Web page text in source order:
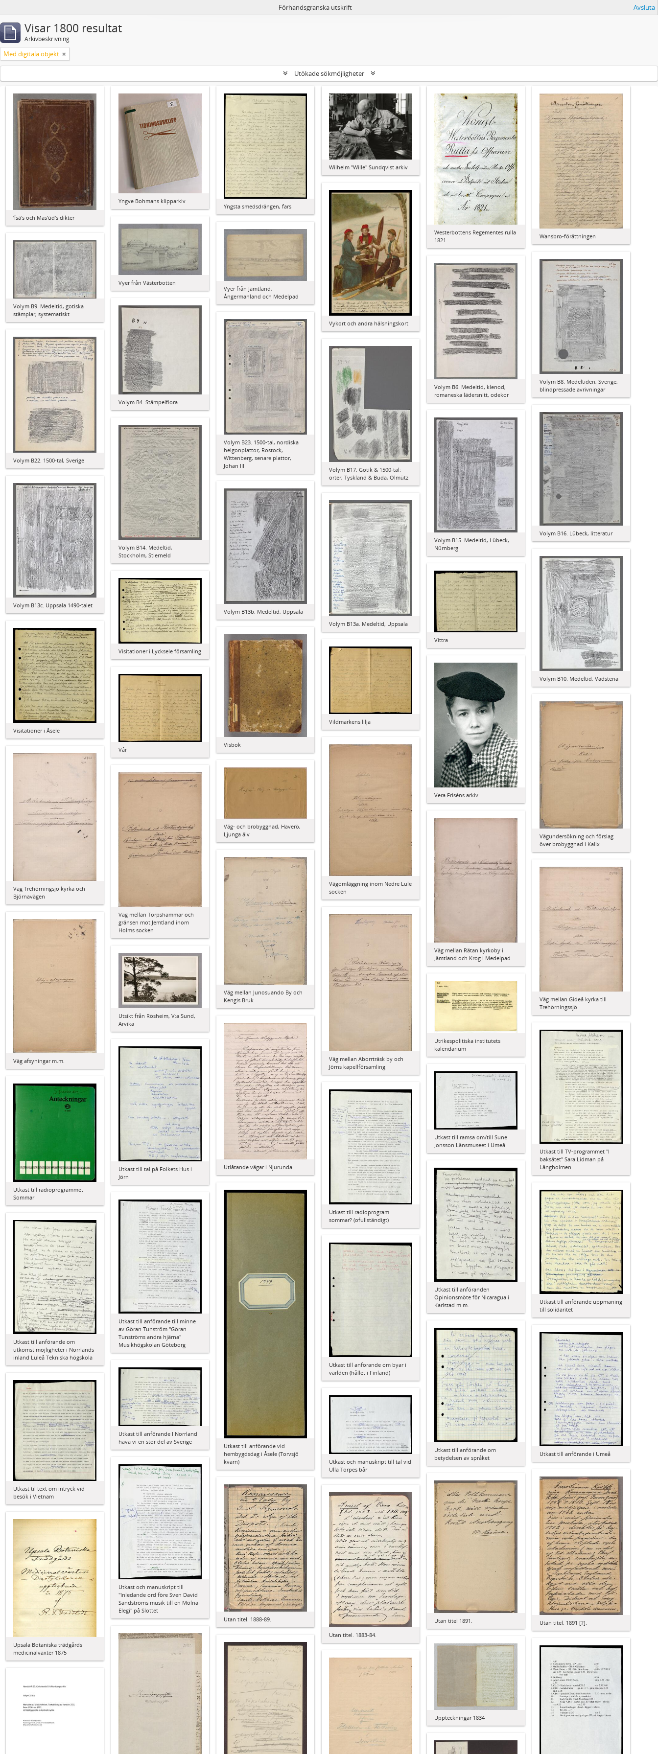
Förhandsgranska utskrift Avsluta
Visar 1800 resultat
Arkivbeskrivning
Med digitala objekt
Utökade sökmöjligheter
ʼĪsā's och Masʼūd's dikter
Yngve Bohmans klipparkiv
Yngsta smedsdrängen, fars
Wilhelm "Wille" Sundqvist arkiv
Westerbottens Regementes rulla
1821
Wansbro-förättningen
Vykort och andra hälsningskort
Vyer från Västerbotten
Vyer från Jämtland,
Ångermanland och Medelpad
Volym B9. Medeltid, gotiska
stämplar, systematiskt
Volym B8. Medeltiden, Sverige,
blindpressade avrivningar
Volym B6. Medeltid, klenod,
romaneska lädersnitt, odekor
Volym B4. Stämpelflora
Volym B23. 1500-tal, nordiska
helgonplattor, Rostock,
Wittenberg, senare plattor,
Johan III
Volym B22. 1500-tal, Sverige
Volym B17. Gotik & 1500-tal:
orter, Tyskland & Buda, Olmütz
Volym B16. Lübeck, litteratur
Volym B15. Medeltid, Lübeck,
Nürnberg
Volym B14. Medeltid,
Stockholm, Stierneld
Volym B13c. Uppsala 1490-talet
Volym B13b. Medeltid, Uppsala
Volym B13a. Medeltid, Uppsala
Volym B10. Medeltid, Vadstena
Vittra
Visitationer i Lycksele församling
Visitationer i Åsele
Visbok
Vildmarkens lilja
Vera Friséns arkiv
Vår
Vägundersökning och förslag
över brobyggnad i Kalix
Vägomläggning inom Nedre Lule
socken
Väg Trehörningsjö kyrka och
Björnavägen
Väg- och brobyggnad, Haverö,
Ljunga älv
Väg mellan Torpshammar och
gränsen mot Jemtland inom
Holms socken
Väg mellan Rätan kyrkoby i
Jämtland och Krog i Medelpad
Väg mellan Junosuando By och
Kengis Bruk
Väg mellan Gideå kyrka till
Trehörningssjö
Väg mellan Aborrträsk by och
Jörns kapellförsamling
Väg afsyningar m.m.
Utsikt från Rösheim, V:a Sund,
Arvika
Utrikespolitiska institutets
kalendarium
Utlåtande vägar i Njurunda
Utkast till TV-programmet "I
baksätet" Sara Lidman på
Långholmen
Utkast till tal på Folkets Hus i
Jörn
Utkast till ramsa om/till Sune
Jonsson Länsmuseet i Umeå
Utkast till radioprogrammet
Sommar
Utkast till radioprogram
sommar? (ofullständigt)
Utkast till anföranden
Opinionsmöte för Nicaragua i
Karlstad m.m.
Utkast till anförande vid
hembygdsdag i Åsele (Torvsjö
kvarn)
Utkast till anförande uppmaning
till solidaritet
Utkast till anförande till minne
av Göran Tunström "Göran
Tunströms andra hjärna"
Musikhögskolan Göteborg
Utkast till anförande om
utkomst möjligheter i Norrlands
inland Luleå Tekniska högskola
Utkast till anförande om byar i
världen (hållet i Finland)
Utkast till anförande om
betydelsen av språket
Utkast till anförande i Umeå
Utkast till anförande I Norrland
hava vi en stor del av Sverige
Utkast til text om intryck vid
besök i Vietnam
Utkast och manuskript till tal vid
Ulla Torpes bår
Utkast och manuskript till
"Inledande ord före Sven David
Sandströms musik till en Mölna-
Elegi" på Slottet
Utan titel. 1891 [?].
Utan titel 1891.
Utan titel. 1888-89.
Utan titel. 1883-84.
Upsala Botaniska trädgårds
medicinalväxter 1875
Uppteckningar 1834